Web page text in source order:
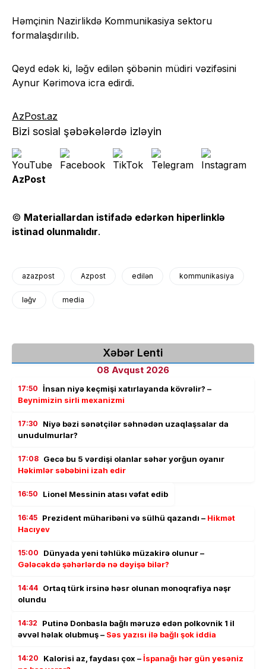
Həmçinin Nazirlikdə Kommunikasiya sektoru
formalaşdırılıb.
Qeyd edək ki, ləğv edilən şöbənin müdiri vəzifəsini
Aynur Kərimova icra edirdi.
AzPost.az
Bizi sosial şəbəkələrdə izləyin
AzPost
© Materiallardan istifadə edərkən hiperlinklə
istinad olunmalıdır.
azazpost Azpost edilən kommunikasiya
ləğv media
Xəbər Lenti
08 Avqust 2026
17:50 İnsan niyə keçmişi xatırlayanda kövrəlir? –
Beynimizin sirli mexanizmi
17:30
Niyə bəzi sənətçilər səhnədən uzaqlaşsalar da
unudulmurlar?
17:08 Gecə bu 5 vərdişi olanlar səhər yorğun oyanır
Həkimlər səbəbini izah edir
16:50 Lionel Messinin atası vəfat edib
16:45 Prezident müharibəni və sülhü qazandı – Hikmət
Hacıyev
15:00
Dünyada yeni təhlükə müzakirə olunur –
Gələcəkdə şəhərlərdə nə dəyişə bilər?
14:44 Ortaq türk irsinə həsr olunan monoqrafiya nəşr
olundu
14:32
Putinə Donbasla bağlı məruzə edən polkovnik 1 il
əvvəl həlak olubmuş – Səs yazısı ilə bağlı şok iddia
14:20 Kalorisi az, faydası çox –İspanağı hər gün yesəniz